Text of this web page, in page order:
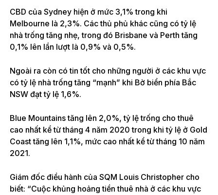
CBD của Sydney hiện ở mức 3,1% trong khi
Melbourne là 2,3%. Các thủ phủ khác cũng có tỷ lệ
nhà trống tăng nhẹ, trong đó Brisbane và Perth tăng
0,1% lên lần lượt là 0,9% và 0,5%.
Ngoài ra còn có tin tốt cho những người ở các khu vực
có tỷ lệ nhà trống tăng “mạnh” khi Bờ biển phía Bắc
NSW đạt tỷ lệ 1,6%.
Blue Mountains tăng lên 2,0%, tỷ lệ trống cho thuê
cao nhất kể từ tháng 4 năm 2020 trong khi tỷ lệ ở Gold
Coast tăng lên 1,1%, mức cao nhất kể từ tháng 10 năm
2021.
Giám đốc điều hành của SQM Louis Christopher cho
biết: “Cuộc khủng hoảng tiền thuê nhà ở các khu vực